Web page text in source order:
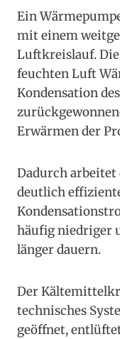
Ein
mit einem
Luftkreislauf.
feuchten Luft
Kondensation
Erwärmen der
Dadurch arbeitet
deutlich
häufig niedriger
länger dauern.
Der
technisches
geöffnet,